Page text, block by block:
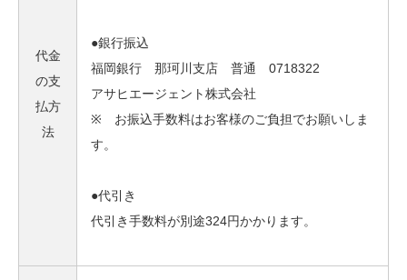
代金
の支
払方
法
●銀行振込
福岡銀行 那珂川支店 普通 0718322
アサヒエージェント株式会社
※ お振込手数料はお客様のご負担でお願いしま
す。
●代引き
代引き手数料が別途324円かかります。